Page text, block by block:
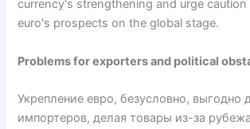
currency's strengthening and urge
euro's prospects on the global stage.
Problems for exporters and political
Укрепление евро, безусловно, выгодно
импортеров, делая товары из-за